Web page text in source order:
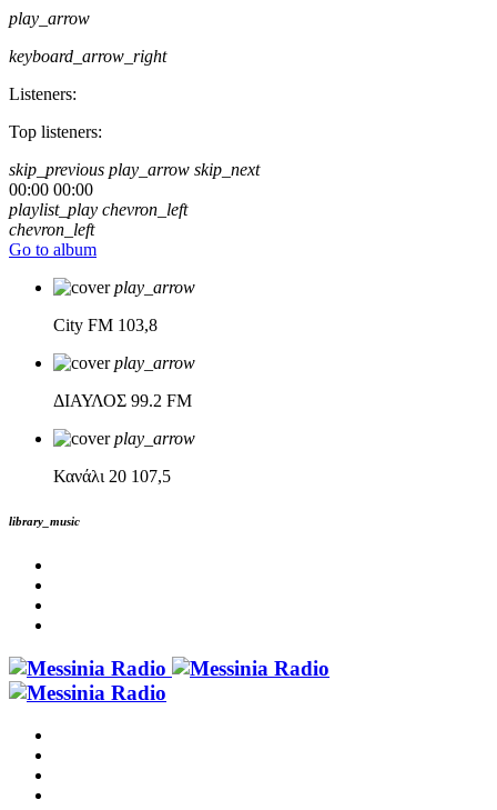
play_arrow
keyboard_arrow_right
Listeners:
Top listeners:
skip_previous play_arrow skip_next
00:00 00:00
playlist_play chevron_left
chevron_left
Go to album
play_arrow
City FM 103,8
play_arrow
ΔΙΑΥΛΟΣ 99.2 FM
play_arrow
Κανάλι 20 107,5
library_music